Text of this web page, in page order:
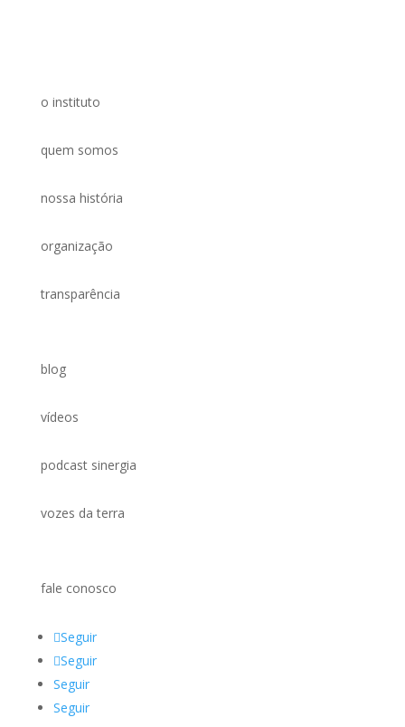
o instituto
quem somos
nossa história
organização
transparência
blog
vídeos
podcast sinergia
vozes da terra
fale conosco
Seguir
Seguir
Seguir
Seguir